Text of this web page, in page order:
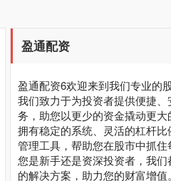
盈通配资
盈通配资6欢迎来到我们专业的
我们致力于为投资者提供便捷
务，助您以更少的资金撬动更
拥有稳定的系统、灵活的杠杆
管理工具，帮助您在股市中抓
您是新手还是资深投资者，我
的解决方案，助力您的财富增